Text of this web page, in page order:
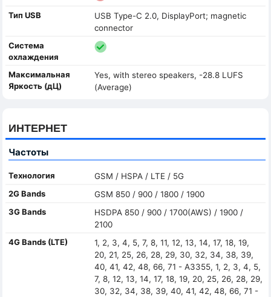
Тип USB
USB Type-C 2.0, DisplayPort; magnetic
connector
Система
охлаждения
Максимальная
Яркость (дЦ)
Yes, with stereo speakers, -28.8 LUFS
(Average)
ИНТЕРНЕТ
Частоты
Технология
GSM / HSPA / LTE / 5G
2G Bands
GSM 850 / 900 / 1800 / 1900
3G Bands
HSDPA 850 / 900 / 1700(AWS) / 1900 /
2100
4G Bands (LTE)
1, 2, 3, 4, 5, 7, 8, 11, 12, 13, 14, 17, 18, 19,
20, 21, 25, 26, 28, 29, 30, 32, 34, 38, 39,
40, 41, 42, 48, 66, 71 - A3355, 1, 2, 3, 4, 5,
7, 8, 12, 13, 14, 17, 18, 19, 20, 25, 26, 28, 29,
30, 32, 34, 38, 39, 40, 41, 42, 48, 66, 71 -